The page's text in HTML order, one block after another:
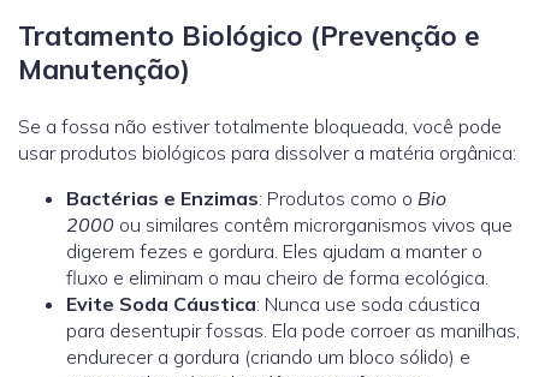
Tratamento Biológico (Prevenção e
Manutenção)
Se a fossa não estiver totalmente bloqueada, você pode
usar produtos biológicos para dissolver a matéria orgânica:
Bactérias e Enzimas: Produtos como o Bio
2000 ou similares contêm microrganismos vivos que
digerem fezes e gordura. Eles ajudam a manter o
fluxo e eliminam o mau cheiro de forma ecológica.
Evite Soda Cáustica: Nunca use soda cáustica
para desentupir fossas. Ela pode corroer as manilhas,
endurecer a gordura (criando um bloco sólido) e